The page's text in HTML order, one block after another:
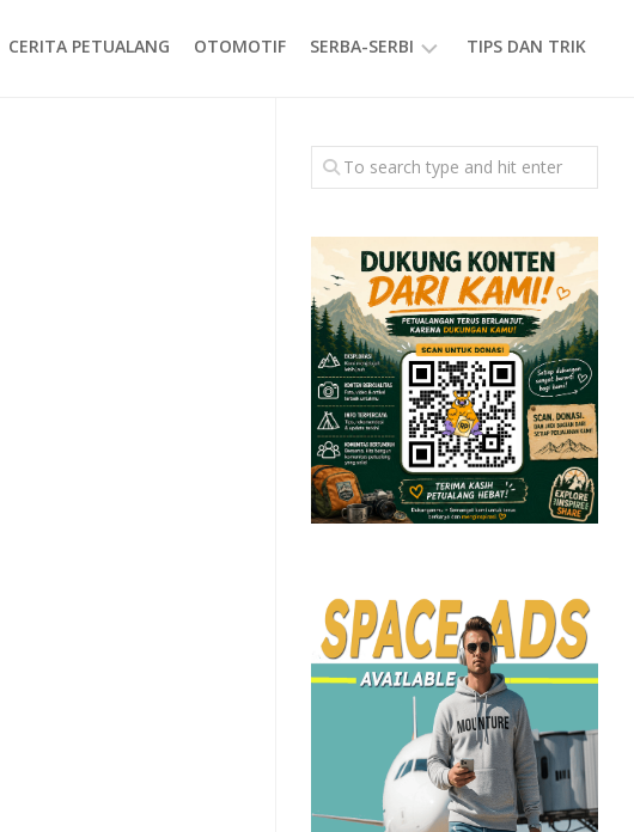
CERITA PETUALANG OTOMOTIF SERBA-SERBI
GAYA
HIDUP
TIPS DAN TRIK